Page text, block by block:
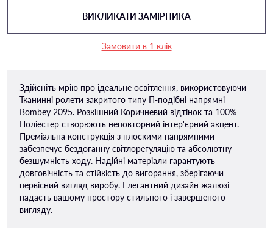
ВИКЛИКАТИ ЗАМІРНИКА
Замовити в 1 клік
Здійсніть мрію про ідеальне освітлення, використовуючи
Тканинні ролети закритого типу П-подiбні напрямні
Bombey 2095. Розкішний Коричневий відтінок та 100%
Поліестер створюють неповторний інтер'єрний акцент.
Преміальна конструкція з плоскими напрямними
забезпечує бездоганну світлорегуляцію та абсолютну
безшумність ходу. Надійні матеріали гарантують
довговічність та стійкість до вигорання, зберігаючи
первісний вигляд виробу. Елегантний дизайн жалюзі
надасть вашому простору стильного і завершеного
вигляду.